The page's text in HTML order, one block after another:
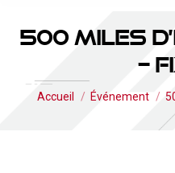
500 miles
–
Vous êtes ici :
Accueil Événement